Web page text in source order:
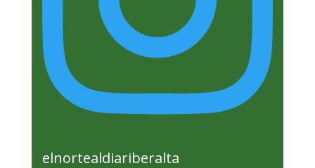
elnortealdiariberalta